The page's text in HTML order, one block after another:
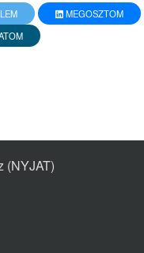
MEGOSZTOM
(NYJAT)